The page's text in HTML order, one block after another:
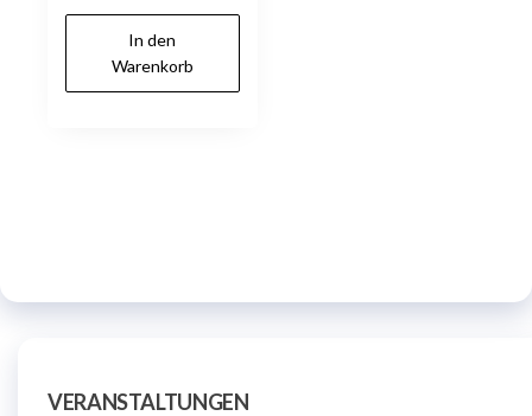
In den
Warenkorb
VERANSTALTUNGEN